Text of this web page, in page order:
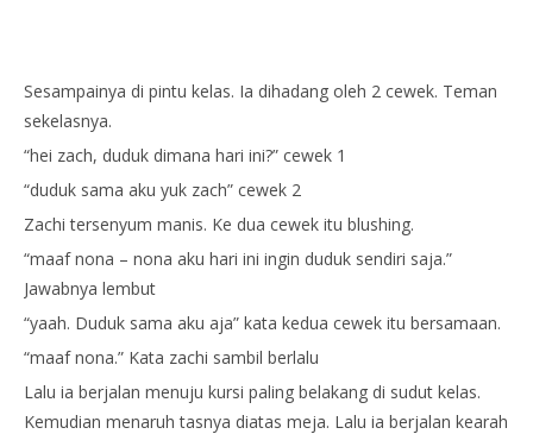
Sesampainya di pintu kelas. Ia dihadang oleh 2 cewek. Teman
sekelasnya.
“hei zach, duduk dimana hari ini?” cewek 1
“duduk sama aku yuk zach” cewek 2
Zachi tersenyum manis. Ke dua cewek itu blushing.
“maaf nona – nona aku hari ini ingin duduk sendiri saja.”
Jawabnya lembut
“yaah. Duduk sama aku aja” kata kedua cewek itu bersamaan.
“maaf nona.” Kata zachi sambil berlalu
Lalu ia berjalan menuju kursi paling belakang di sudut kelas.
Kemudian menaruh tasnya diatas meja. Lalu ia berjalan kearah